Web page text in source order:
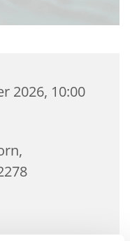
2026, 10:00